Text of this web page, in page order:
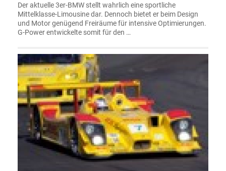
Der aktuelle 3er-BMW stellt wahrlich eine sportliche
Mittelklasse-Limousine dar. Dennoch bietet er beim Design
und Motor genügend Freiräume für intensive Optimierungen.
G-Power entwickelte somit für den …